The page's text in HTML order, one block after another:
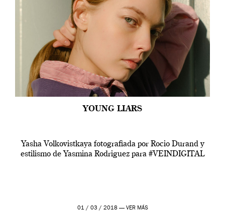
YOUNG LIARS
Yasha Volkovistkaya fotografiada por Rocio Durand y
estilismo de Yasmina Rodriguez para #VEINDIGITAL
01 / 03 / 2018 — VER MÁS